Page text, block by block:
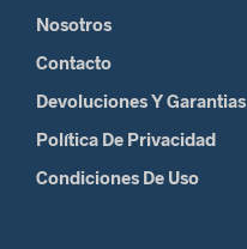
Nosotros
Contacto
Devoluciones Y Garantias
Política De Privacidad
Condiciones De Uso